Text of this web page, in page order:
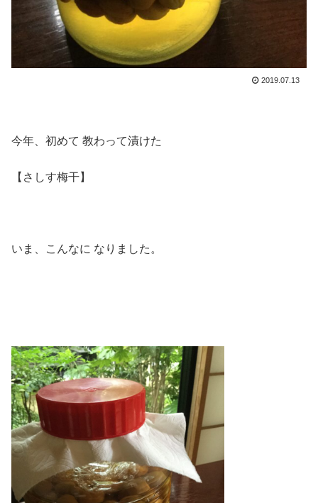
2019.07.13
今年、初めて 教わって漬けた
【さしす梅干】
いま、こんなに なりました。